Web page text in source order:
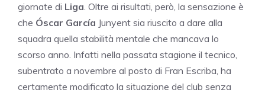
giornate di Liga. Oltre ai risultati, però, la sensazione è
che Óscar García Junyent sia riuscito a dare alla
squadra quella stabilità mentale che mancava lo
scorso anno. Infatti nella passata stagione il tecnico,
subentrato a novembre al posto di Fran Escriba, ha
certamente modificato la situazione del club senza